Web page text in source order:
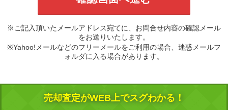
※ご記入頂いたメールアドレス宛てに、お問合せ内容の確認メール
をお送りいたします。
※Yahoo!メールなどのフリーメールをご利用の場合、迷惑メールフ
ォルダに入る場合があります。
売却査定がWEB上でスグわかる！